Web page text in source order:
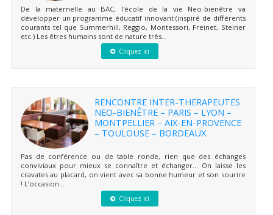
De la maternelle au BAC, l'école de la vie Neo-bienêtre va
développer un programme éducatif innovant (inspiré de différents
courants tel que Summerhill, Reggio, Montessori, Freinet, Steiner
etc.) Les êtres humains sont de nature très...
Cliquez ici
RENCONTRE INTER-THERAPEUTES
NEO-BIENÊTRE – PARIS – LYON –
MONTPELLIER – AIX-EN-PROVENCE
– TOULOUSE – BORDEAUX
Pas de conférence ou de table ronde, rien que des échanges
conviviaux pour mieux se connaître et échanger… On laisse les
cravates au placard, on vient avec sa bonne humeur et son sourire
! L’occasion...
Cliquez ici